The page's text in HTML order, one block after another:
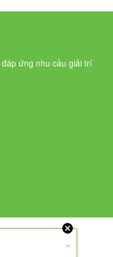
ứng nhu cầu giải trí
»